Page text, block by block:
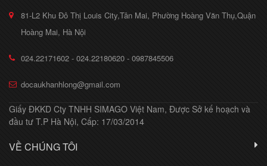
81-L2 Khu Đô Thị Louis City,Tân Mai, Phường Hoàng Văn Thụ,Quận
Hoàng Mai, Hà Nội
024.22171602 - 024.22180620 - 0987845506
docaukhanhlong@gmail.com
Giấy ĐKKD Cty TNHH SIMAGO Việt Nam, Được Sở kế hoạch và
đầu tư T.P Hà Nội, Cấp: 17/03/2014
VỀ CHÚNG TÔI